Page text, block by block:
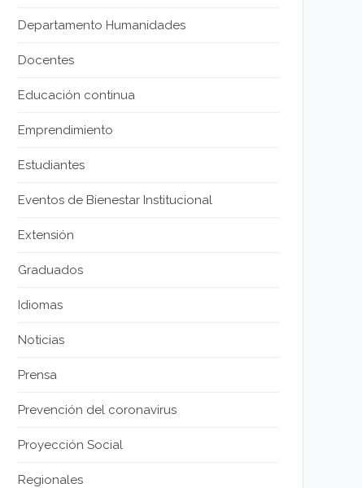
Departamento Humanidades
Docentes
Educación continua
Emprendimiento
Estudiantes
Eventos de Bienestar Institucional
Extensión
Graduados
Idiomas
Noticias
Prensa
Prevención del coronavirus
Proyección Social
Regionales